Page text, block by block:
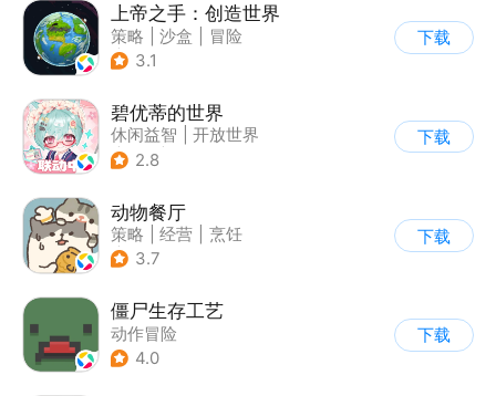
上帝之手：创造世界
策略 沙盒
冒险
| 卡通
3.1
下载
碧优蒂的世界
休闲益智
开放世界
| Q版
2.8
下载
动物餐厅
策略 经营
烹饪
| 宠物
3.7
下载
僵尸生存工艺
动作冒险
4.0
下载